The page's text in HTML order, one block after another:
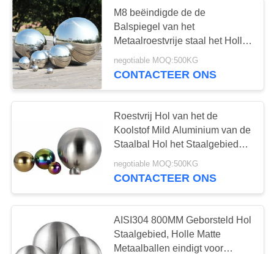
ONGEVEER
ONS
FABRIEKSREIS
KWALITEITSCONTROLE
CONTACTEER
ONS
NIEUWS
M8 beëindigde de de
Balspiegel van het
Metaalroestvrije staal het Holle
Gat van het Staalgebied M4
negotiable MOQ:500KG
CONTACTEER ONS
Roestvrij Hol van het de
Koolstof Mild Aluminium van de
Staalbal Hol het Staalgebied
HRC25-39
negotiable MOQ:500KG
CONTACTEER ONS
AISI304 800MM Geborsteld Hol
Staalgebied, Holle Matte
Metaalballen eindigt voor